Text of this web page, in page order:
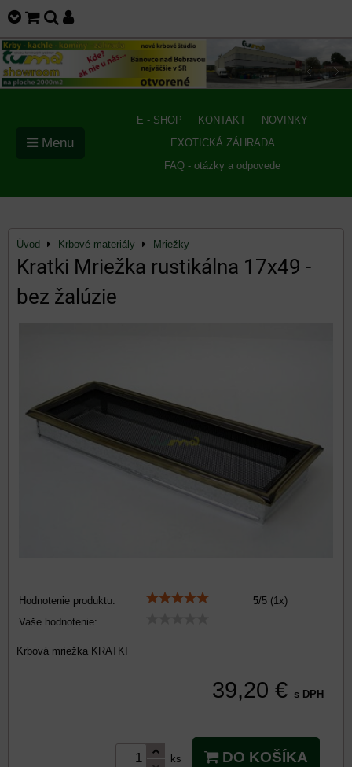
E - SHOP KONTAKT
NOVINKY
EXOTICKÁ ZÁHRADA
FAQ - otázky a odpovede
Menu
Úvod Krbové materiály Mriežky
Kratki Mriežka rustikálna 17x49 -
bez žalúzie
Hodnotenie produktu: 5/5 (1x)
Vaše hodnotenie:
Krbová mriežka KRATKI
39,20 € s DPH
ks DO KOŠÍKA